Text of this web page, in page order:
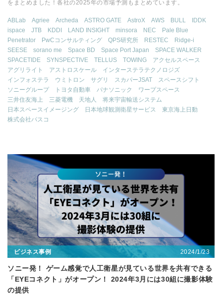
をまとめました！各社の2025年の市場予測もまとめています。
ABLab Agriee Archeda ASTRO GATE AstroX AWS BULL
IDDK
ispace
JTB KDDI LAND INSIGHT minsora NEC
Pale Blue
Penetrator
PwCコンサルティング QPS研究所 RESTEC
Ridge-i
SEESE
sorano me Space BD Space Port Japan
SPACE WALKER
SPACETIDE
SYNSPECTIVE TELLUS TOWING
アクセルスペース
アグリライト
アストロスケール
インターステラテクノロジズ
インフォステラ
ウミトロン サグリ スカパーJSAT
スペースシフト
ソニーグループ
トヨタ自動車 パナソニック
ワープスペース
三井住友海上
三菱電機 天地人
将来宇宙輸送システム
日本スペースイメージング
日本地球観測衛星サービス
東京海上日動
株式会社パスコ
ビジネス事例 2024/1/23
ソニー発！ ゲーム感覚で人工衛星が見ている世界を共有できる
「EYEコネクト」がオープン！ 2024年3月には30組に撮影体験
の提供